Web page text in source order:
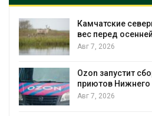
Камчатские
вес перед
Авг 7, 2026
Ozon запустит
приютов
Авг 7, 2026